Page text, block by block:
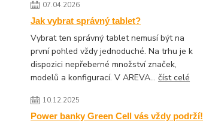
07.04.2026
Jak vybrat správný tablet?
Vybrat ten správný tablet nemusí být na
první pohled vždy jednoduché. Na trhu je k
dispozici nepřeberné množství značek,
modelů a konfigurací. V AREVA...číst celé
10.12.2025
Power banky Green Cell vás vždy podrží!